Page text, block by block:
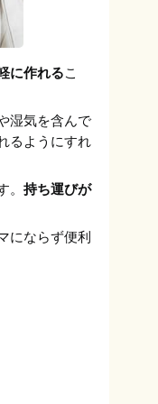
に作れるこ
湿気を含んで
るようにすれ
持ち運びが
にならず便利